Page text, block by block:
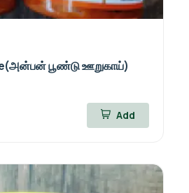
பூண்டு ஊறுகாய்)
Add